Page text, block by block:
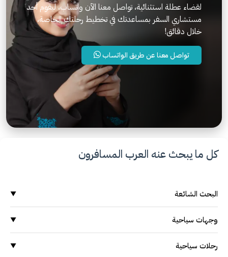
لقضاء عطلة استثنائية، تواصل معنا الآن واتساب، ليقوم أحد
مستشاري السفر بمساعدتك في تخطيط رحلتك الخاصة،
خلال دقائق!
تواصل معنا عن طريق الواتساب
كل ما يبحث عنه العرب المسافرون
البحث الشائعة ▼
وجهات سياحية
السياحة في ماليزيا
السياحة في سنغافورة
وجهات سياحية ▼
رحلات سياحية ▼